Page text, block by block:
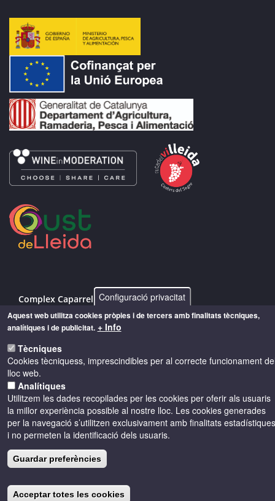
Complex Caparrella, 97 25192 - Lleida
info@costersdelsegre.es
© Copyright 2026 - Drets reservats
Accessibilitat Avís legal Cookies
Política de privacitat
Configuració privacitat
Aquest web utilitza cookies pròpies i de tercers amb finalitats tècniques,
analítiques i de publicitat. + Info
Tècniques
Cookies tècniquess, imprescindibles per al correcte funcionament
lloc web.
Analítiques
Utilitzem les dades recopilades per les cookies per oferir als usuaris
la millor experiència possible al nostre lloc. Les cookies generades
per la navegació s’utilitzen exclusivament amb finalitats estadístiques
i no permeten la identificació dels usuaris.
Guardar preferències
Acceptar totes les cookies